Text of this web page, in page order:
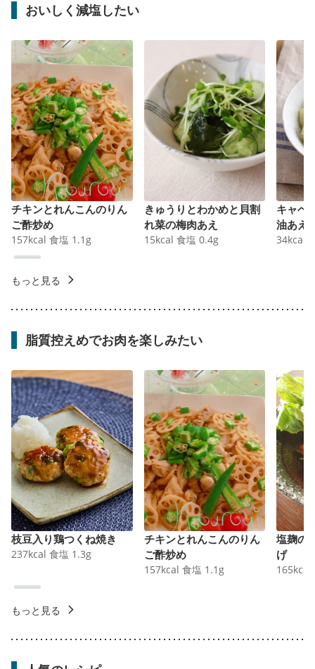
おいしく減塩したい
チキンとれんこんのりん
ご酢炒め
157kcal 食塩 1.1 g
きゅうりとわかめと貝割
れ菜の梅肉あえ
15kcal 食塩 0.4g
キャベ
油あえ
34kcal
もっと見る
脂質控えめでお肉を楽しみたい
枝豆入り鶏つくね焼き
237kcal 食塩 1.3g
チキンとれんこんのりん
ご酢炒め
157kcal 食塩 1.1 g
塩麹の
げ
165kcal
もっと見る